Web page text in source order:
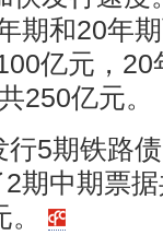
期和20年
亿元，
250亿元。
5期铁路
期中期票
。